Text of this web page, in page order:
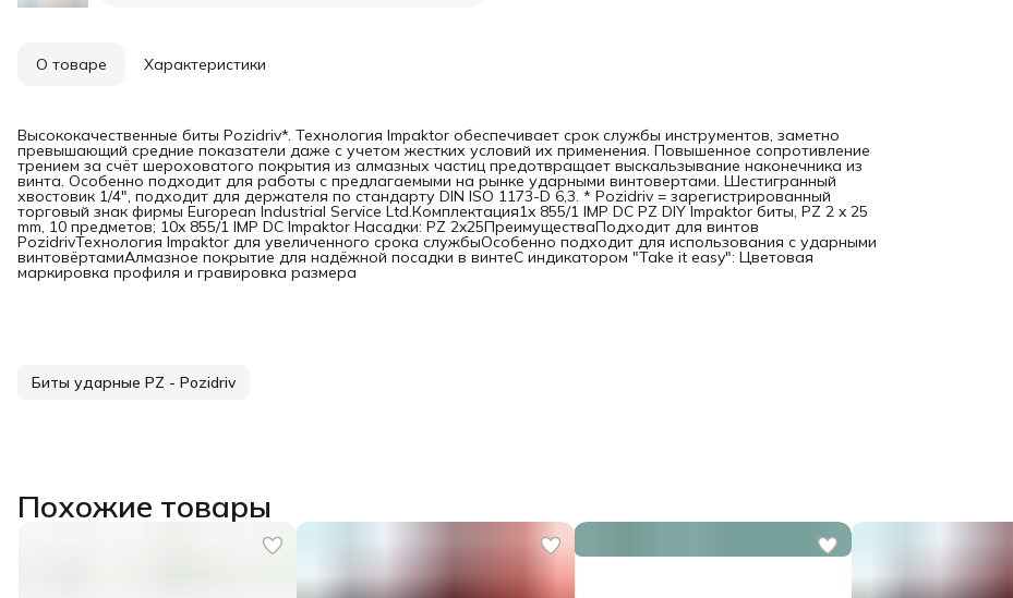
О товаре Характеристики
Высококачественные биты Pozidriv*. Технология Impaktor обеспечивает срок службы инструментов, заметно
превышающий средние показатели даже с учетом жестких условий их применения. Повышенное сопротивление
трением за счёт шероховатого покрытия из алмазных частиц предотвращает выскальзывание наконечника из
винта. Особенно подходит для работы с предлагаемыми на рынке ударными винтовертами. Шестигранный
хвостовик 1/4", подходит для держателя по стандарту DIN ISO 1173-D 6,3. * Pozidriv = зарегистрированный
торговый знак фирмы European Industrial Service Ltd.Комплектация1x 855/1 IMP DC PZ DIY Impaktor биты, PZ 2 x 25
mm, 10 предметов; 10x 855/1 IMP DC Impaktor Насадки: PZ 2x25ПреимуществаПодходит для винтов
PozidrivТехнология Impaktor для увеличенного срока службыОсобенно подходит для использования с ударными
винтовёртамиАлмазное покрытие для надёжной посадки в винтеС индикатором "Take it easy": Цветовая
маркировка профиля и гравировка размера
Биты ударные PZ - Pozidriv
Похожие товары